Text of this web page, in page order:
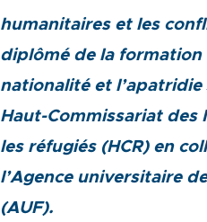
humanitaires et les
diplômé de la formation
nationalité et l’apatridie
Haut-Commissariat des
les réfugiés (HCR) en
l’Agence universitaire
(AUF).